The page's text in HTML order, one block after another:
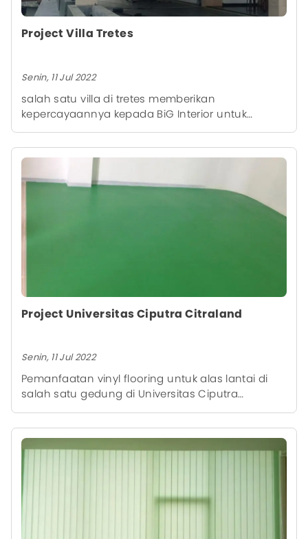
Project Villa Tretes
Senin, 11 Jul 2022
salah satu villa di tretes memberikan
kepercayaannya kepada BiG Interior untuk
memasang kanopi kain dan tangga stainless di
salah satu ruangannya untuk memperindah dan
memenuhi kebutuhan interior mereka.
Project Universitas Ciputra Citraland
Senin, 11 Jul 2022
Pemanfaatan vinyl flooring untuk alas lantai di
salah satu gedung di Universitas Ciputra
Citraland Surabaya ini menjadikan ruangan
tersebut tampak mewah, terlebih disusun oleh
tim instalasi yang sudah profesional dari kami,
sehingga memberikan hasil akhir yang rapi.